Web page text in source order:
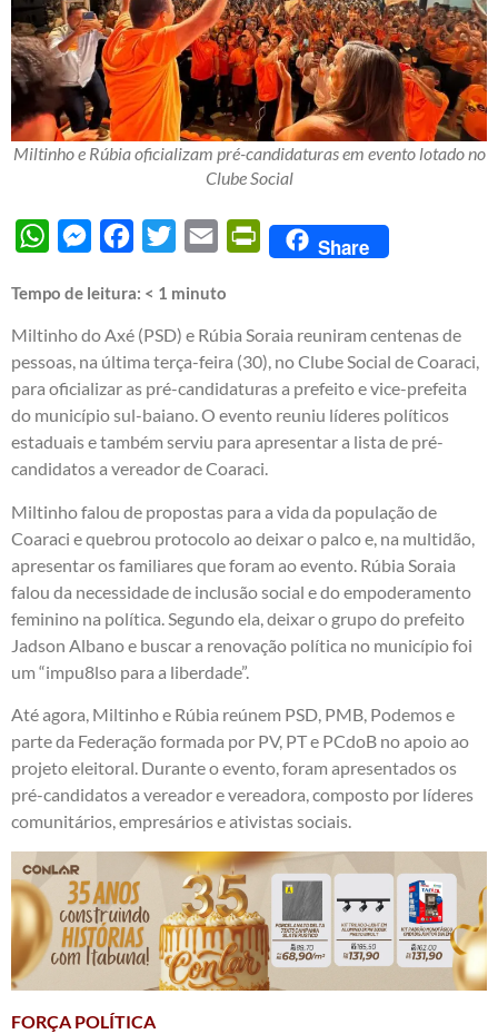
Miltinho e Rúbia oficializam pré-candidaturas em evento lotado no
Clube Social
WhatsAppMessengerFacebook
Twitter Email PrintFriendly
Share
Tempo de leitura: < 1 minuto
Miltinho do Axé (PSD) e Rúbia Soraia reuniram centenas de
pessoas, na última terça-feira (30), no Clube Social de Coaraci,
para oficializar as pré-candidaturas a prefeito e vice-prefeita
do município sul-baiano. O evento reuniu líderes políticos
estaduais e também serviu para apresentar a lista de pré-
candidatos a vereador de Coaraci.
Miltinho falou de propostas para a vida da população de
Coaraci e quebrou protocolo ao deixar o palco e, na multidão,
apresentar os familiares que foram ao evento. Rúbia Soraia
falou da necessidade de inclusão social e do empoderamento
feminino na política. Segundo ela, deixar o grupo do prefeito
Jadson Albano e buscar a renovação política no município foi
um “impu8lso para a liberdade”.
Até agora, Miltinho e Rúbia reúnem PSD, PMB, Podemos e
parte da Federação formada por PV, PT e PCdoB no apoio ao
projeto eleitoral. Durante o evento, foram apresentados os
pré-candidatos a vereador e vereadora, composto por líderes
comunitários, empresários e ativistas sociais.
FORÇA POLÍTICA